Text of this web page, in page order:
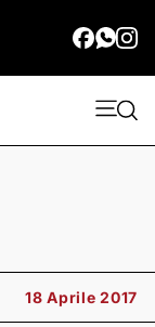
18 Aprile 2017